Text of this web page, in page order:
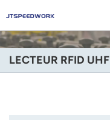
+86 -18681515767
LECTEUR RFID UHF